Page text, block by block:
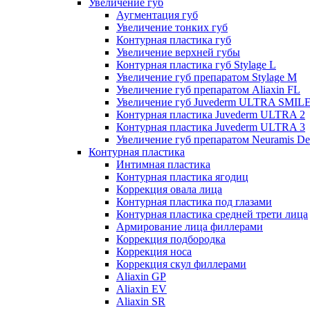
Увеличение губ
Аугментация губ
Увеличение тонких губ
Контурная пластика губ
Увеличение верхней губы
Контурная пластика губ Stylage L
Увеличение губ препаратом Stylage M
Увеличение губ препаратом Aliaxin FL
Увеличение губ Juvederm ULTRA
Контурная пластика Juvederm ULTRA 2
Контурная пластика Juvederm ULTRA 3
Увеличение губ препаратом Neuramis
Контурная пластика
Интимная пластика
Контурная пластика ягодиц
Коррекция овала лица
Контурная пластика под глазами
Контурная пластика средней трети лица
Армирование лица филлерами
Коррекция подбородка
Коррекция носа
Коррекция скул филлерами
Aliaxin GP
Aliaxin EV
Aliaxin SR